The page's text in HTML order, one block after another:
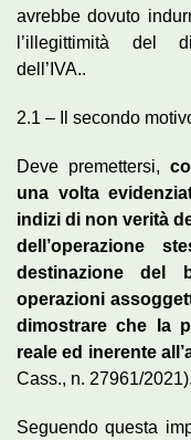
avrebbe dovuto
l’illegittimità del
dell’IVA..
2.1 – Il secondo
Deve premettersi,
una volta
indizi di non verità
dell’operazione
destinazione del
operazioni
dimostrare che la
reale ed inerente
Cass., n. 27961/2021).
Seguendo questa